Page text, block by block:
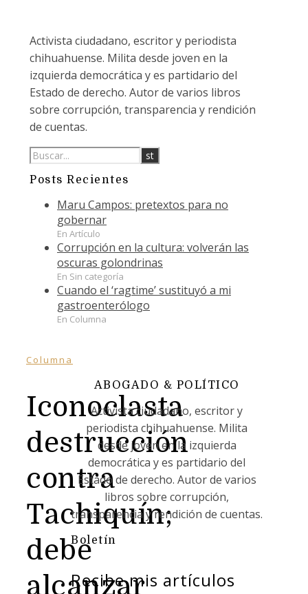
Activista ciudadano, escritor y periodista
chihuahuense. Milita desde joven en la
izquierda democrática y es partidario del
Estado de derecho. Autor de varios libros
sobre corrupción, transparencia y rendición
de cuentas.
Posts Recientes
Maru Campos: pretextos para no
gobernar
En Artículo
Corrupción en la cultura: volverán las
oscuras golondrinas
En Sin categoría
Cuando el ‘ragtime’ sustituyó a mi
gastroenterólogo
En Columna
Columna
Iconoclasta
destrucción
contra
Tachiquín;
debe
alcanzar
ABOGADO & POLÍTICO
Activista ciudadano, escritor y
periodista chihuahuense. Milita
desde joven en la izquierda
democrática y es partidario del
Estado de derecho. Autor de varios
libros sobre corrupción,
transparencia y rendición de cuentas.
Boletín
Recibe mis artículos